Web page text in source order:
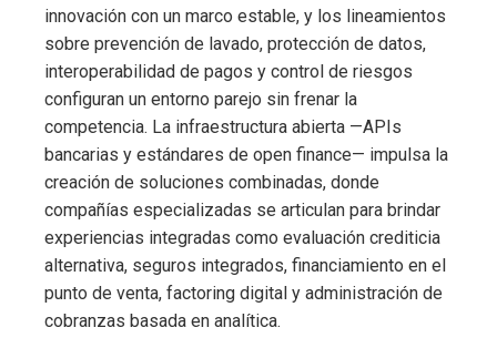
innovación con un marco estable, y los lineamientos
sobre prevención de lavado, protección de datos,
interoperabilidad de pagos y control de riesgos
configuran un entorno parejo sin frenar la
competencia. La infraestructura abierta —APIs
bancarias y estándares de open finance— impulsa la
creación de soluciones combinadas, donde
compañías especializadas se articulan para brindar
experiencias integradas como evaluación crediticia
alternativa, seguros integrados, financiamiento en el
punto de venta, factoring digital y administración de
cobranzas basada en analítica.